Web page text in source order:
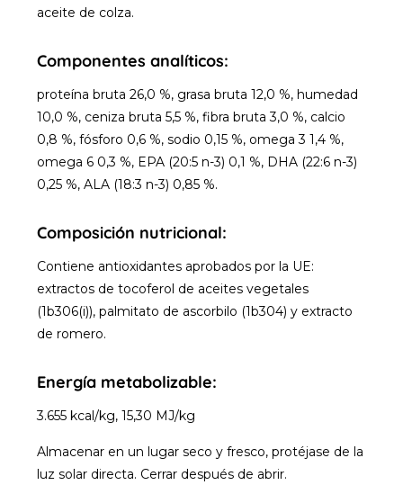
aceite de colza.
Componentes analíticos:
proteína bruta 26,0 %, grasa bruta 12,0 %, humedad
10,0 %, ceniza bruta 5,5 %, fibra bruta 3,0 %, calcio
0,8 %, fósforo 0,6 %, sodio 0,15 %, omega 3 1,4 %,
omega 6 0,3 %, EPA (20:5 n-3) 0,1 %, DHA (22:6 n-3)
0,25 %, ALA (18:3 n-3) 0,85 %.
Composición nutricional:
Contiene antioxidantes aprobados por la UE:
extractos de tocoferol de aceites vegetales
(1b306(i)), palmitato de ascorbilo (1b304) y extracto
de romero.
Energía metabolizable:
3.655 kcal/kg, 15,30 MJ/kg
Almacenar en un lugar seco y fresco, protéjase de la
luz solar directa. Cerrar después de abrir.